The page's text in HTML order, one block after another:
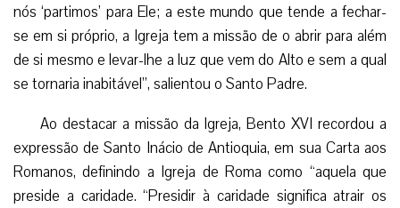
nós ‘partimos’ para Ele; a este mundo que tende a fechar-
se em si próprio, a Igreja tem a missão de o abrir para além
de si mesmo e levar-lhe a luz que vem do Alto e sem a qual
se tornaria inabitável”, salientou o Santo Padre.
Ao destacar a missão da Igreja, Bento XVI recordou a
expressão de Santo Inácio de Antioquia, em sua Carta aos
Romanos, definindo a Igreja de Roma como “aquela que
preside a caridade. “Presidir à caridade significa atrair os